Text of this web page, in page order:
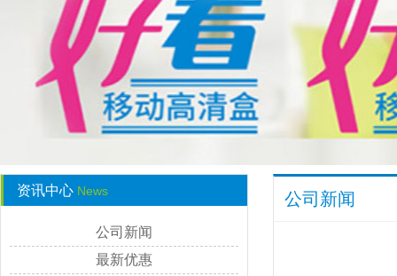
资讯中心 News
公司新闻
最新优惠
公司新闻